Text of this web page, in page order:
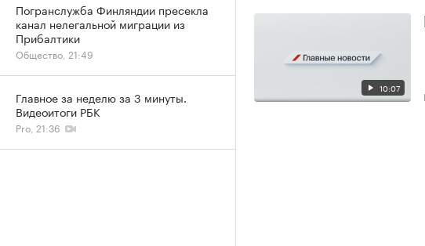
10:07
Погранслужба Финляндии пресекла
канал нелегальной миграции из
Прибалтики
Общество, 21:49
Главное за неделю за 3 минуты.
Видеоитоги РБК
Pro, 21:36